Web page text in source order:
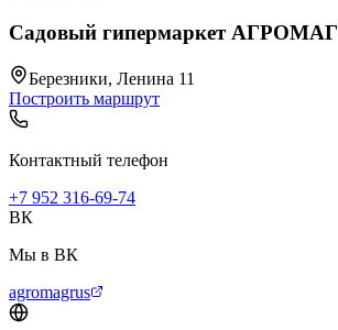
Садовый гипермаркет АГРОМАГ
Березники, Ленина 11
Построить маршрут
Контактный телефон
+7 952 316-69-74
ВК
Мы в ВК
agromagrus